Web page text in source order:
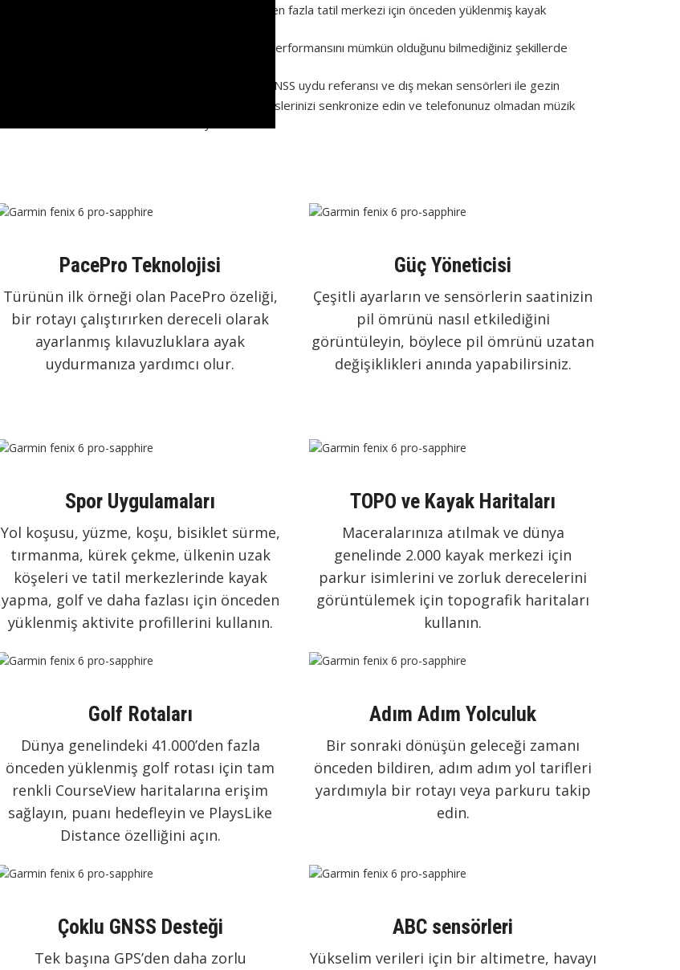
Dünyada 2.000’den fazla tatil merkezi için önceden yüklenmiş kayak
Koşu ve bisiklet performansını mümkün olduğunu bilmediğiniz şekillerde
Dünyanızı çoklu GNSS uydu referansı ve dış mekan sensörleri ile gezin
Favori yayın servislerinizi senkronize edin ve telefonunuz olmadan müzik
PacePro Teknolojisi
Türünün ilk örneği olan PacePro özeliği,
bir rotayı çalıştırırken dereceli olarak
ayarlanmış kılavuzluklara ayak
uydurmanıza yardımcı olur.
Güç Yöneticisi
Çeşitli ayarların ve sensörlerin saatinizin
pil ömrünü nasıl etkilediğini
görüntüleyin, böylece pil ömrünü uzatan
değişiklikleri anında yapabilirsiniz.
Spor Uygulamaları
Yol koşusu, yüzme, koşu, bisiklet sürme,
tırmanma, kürek çekme, ülkenin uzak
köşeleri ve tatil merkezlerinde kayak
yapma, golf ve daha fazlası için önceden
yüklenmiş aktivite profillerini kullanın.
TOPO ve Kayak Haritaları
Maceralarınıza atılmak ve dünya
genelinde 2.000 kayak merkezi için
parkur isimlerini ve zorluk derecelerini
görüntülemek için topografik haritaları
kullanın.
Golf Rotaları
Dünya genelindeki 41.000’den fazla
önceden yüklenmiş golf rotası için tam
renkli CourseView haritalarına erişim
sağlayın, puanı hedefleyin ve PlaysLike
Distance özelliğini açın.
Adım Adım Yolculuk
Bir sonraki dönüşün geleceği zamanı
önceden bildiren, adım adım yol tarifleri
yardımıyla bir rotayı veya parkuru takip
edin.
Çoklu GNSS Desteği
Tek başına GPS’den daha zorlu
ABC sensörleri
Yükselim verileri için bir altimetre, havayı